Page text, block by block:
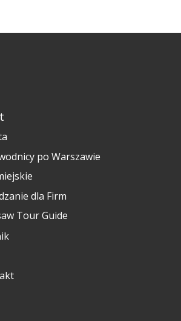
po Warszawie
dla Firm
Tour Guide